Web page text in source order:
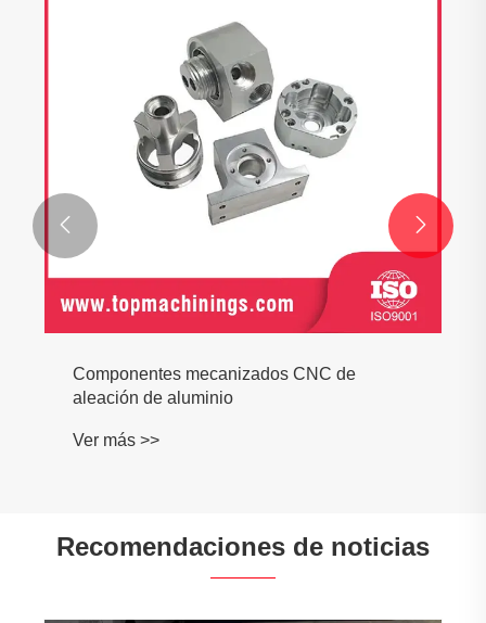
Componentes mecanizados CNC de
aleación de aluminio
Ver más >>
 
Recomendaciones de noticias